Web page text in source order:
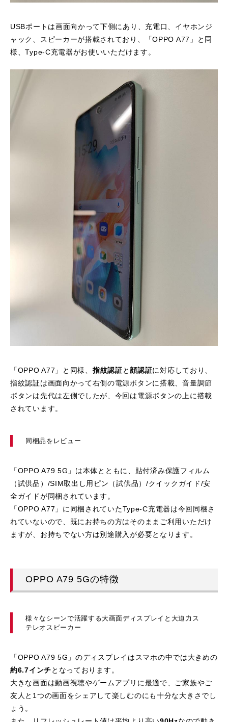
USBポートは画面向かって下側にあり、充電口、イヤホンジ
ャック、スピーカーが搭載されており、「OPPO A77」と同
様、Type-C充電器がお使いいただけます。
「OPPO A77」と同様、 指紋認証と 顔認証に対応しており、
指紋認証は画面向かって右側の電源ボタンに搭載、音量調節
ボタンは先代は左側でしたが、今回は電源ボタンの上に搭載
されています。
同梱品をレビュー
「OPPO A79 5G」は本体とともに、貼付済み保護フィルム
（試供品）/SIM取出し用ピン（試供品）/クイックガイド/安
全ガイドが同梱されています。
「OPPO A77」に同梱されていたType-C充電器は今回同梱さ
れていないので、既にお持ちの方はそのままご利用いただけ
ますが、お持ちでない方は別途購入が必要となります。
OPPO A79 5Gの特徴
様々なシーンで活躍する大画面ディスプレイと大迫力ス
テレオスピーカー
「OPPO A79 5G」のディスプレイはスマホの中では大きめの
約6.7インチとなっております。
大きな画面は動画視聴やゲームアプリに最適で、ご家族やご
友人と1つの画面をシェアして楽しむのにも十分な大きさでし
ょう。